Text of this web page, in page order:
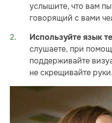
услышите, что вам
говорящий с вами
Используйте язык
слушаете, при
поддерживайте
не скрещивайте руки.